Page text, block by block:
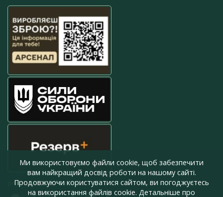
press@armyinform.com.ua
Ми використовуємо файли cookie, щоб забезпечити
вам найкращий досвід роботи на нашому сайті.
Продовжуючи користуватися сайтом, ви погоджуєтесь
на використання файлів cookie. Детальніше про